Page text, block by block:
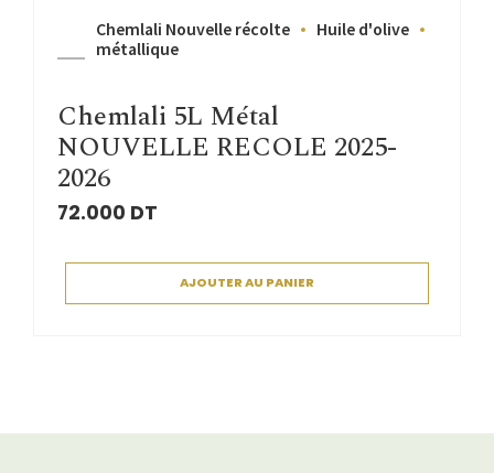
Chemlali Nouvelle récolte
Huile d'olive
métallique
Chemlali 5L Métal
NOUVELLE RECOLE 2025-
2026
72.000 DT
AJOUTER AU PANIER